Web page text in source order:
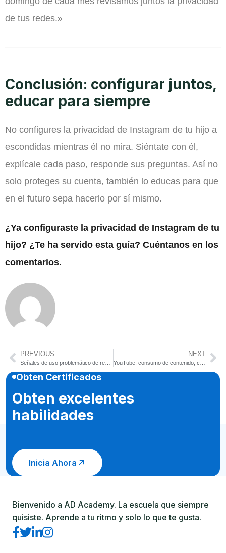
de tus redes.»
Conclusión: configurar juntos,
educar para siempre
No configures la privacidad de Instagram de tu hijo a
escondidas mientras él no mira. Siéntate con él,
explícale cada paso, responde sus preguntas. Así no
solo proteges su cuenta, también lo educas para que
en el futuro sepa hacerlo por sí mismo.
¿Ya configuraste la privacidad de Instagram de tu
hijo? ¿Te ha servido esta guía? Cuéntanos en los
comentarios.
PREVIOUS NEXT
Obten Certificados
Obten excelentes
habilidades
Inicia Ahora
Bienvenido a AD Academy. La escuela que siempre
quisiste. Aprende a tu ritmo y solo lo que te gusta.